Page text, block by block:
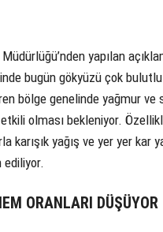
yapılan
bugün gökyüzü çok
bölge genelinde yağmur ve
olması bekleniyor.
karışık yağış ve yer yer kar
ORANLARI DÜŞÜYOR